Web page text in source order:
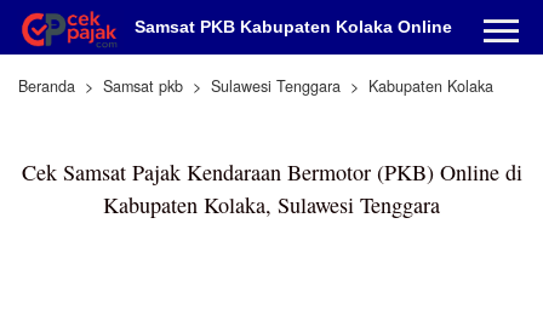
Samsat PKB Kabupaten Kolaka Online
Beranda Samsat pkb Sulawesi Tenggara Kabupaten Kolaka
Cek Samsat Pajak Kendaraan Bermotor (PKB) Online di
Kabupaten Kolaka, Sulawesi Tenggara